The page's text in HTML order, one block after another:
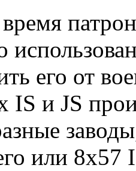
его от
IS и JS
или 8х57